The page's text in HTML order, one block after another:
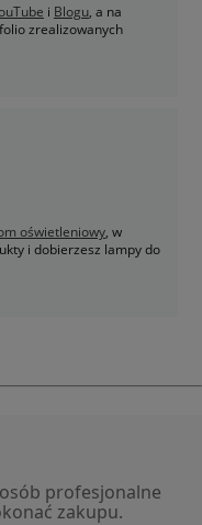
i Blogu, a na
zrealizowanych
oświetleniowy, w
i dobierzesz lampy do
profesjonalne
zakupu.